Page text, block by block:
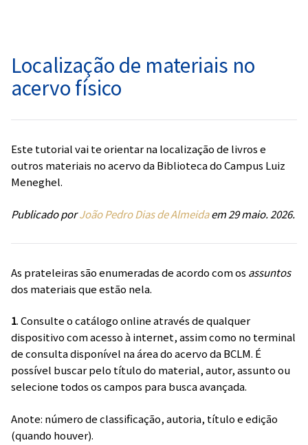
Localização de materiais no
acervo físico
Este tutorial vai te orientar na localização de livros e
outros materiais no acervo da Biblioteca do Campus Luiz
Meneghel.
Publicado porJoão Pedro Dias de Almeidaem 29 maio. 2026.
As prateleiras são enumeradas de acordo com os assuntos
dos materiais que estão nela.
1. Consulte o catálogo online através de qualquer
dispositivo com acesso à internet, assim como no terminal
de consulta disponível na área do acervo da BCLM. É
possível buscar pelo título do material, autor, assunto ou
selecione todos os campos para busca avançada.
Anote: número de classificação, autoria, título e edição
(quando houver).